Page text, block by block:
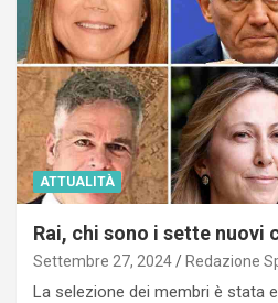
ATTUALITÀ
Rai, chi sono i sette nuovi
Settembre 27, 2024 Redazione
La selezione dei membri è stata